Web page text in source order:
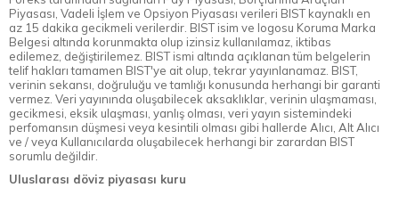
Piyasası, Vadeli İşlem ve Opsiyon Piyasası verileri BIST kaynaklı en
az 15 dakika gecikmeli verilerdir. BIST isim ve logosu Koruma Marka
Belgesi altında korunmakta olup izinsiz kullanılamaz, iktibas
edilemez, değiştirilemez. BIST ismi altında açıklanan tüm belgelerin
telif hakları tamamen BIST'ye ait olup, tekrar yayınlanamaz. BIST,
verinin sekansı, doğruluğu ve tamlığı konusunda herhangi bir garanti
vermez. Veri yayınında oluşabilecek aksaklıklar, verinin ulaşmaması,
gecikmesi, eksik ulaşması, yanlış olması, veri yayın sistemindeki
perfomansın düşmesi veya kesintili olması gibi hallerde Alıcı, Alt Alıcı
ve / veya Kullanıcılarda oluşabilecek herhangi bir zarardan BIST
sorumlu değildir.
Uluslarası döviz piyasası kuru